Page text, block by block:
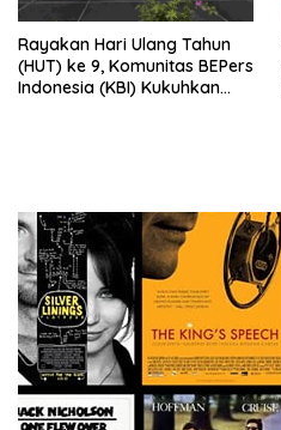
Rayakan Hari Ulang Tahun
(HUT) ke 9, Komunitas BEPers
Indonesia (KBI) Kukuhkan
seluruh Indonesia dan
Mancanegara”.